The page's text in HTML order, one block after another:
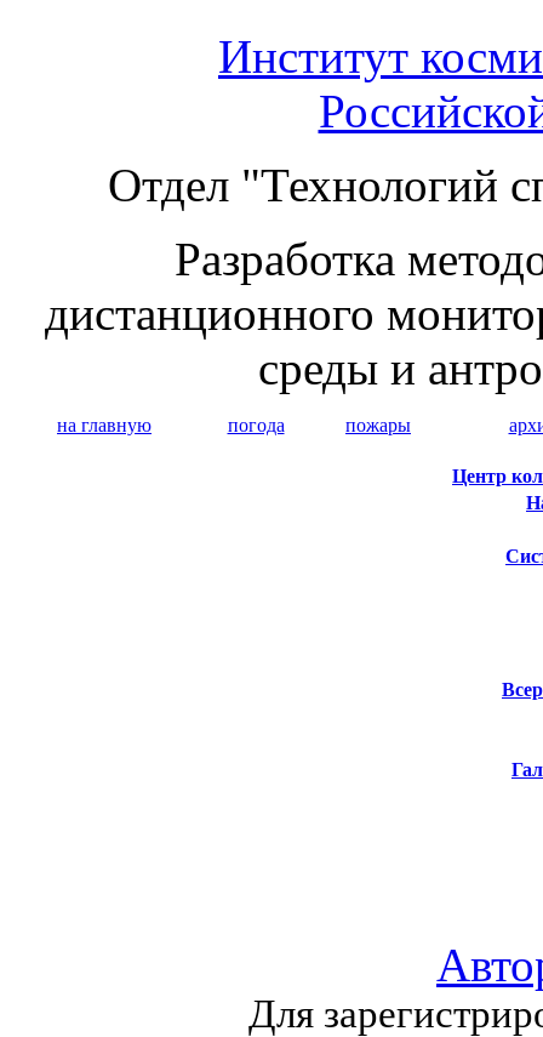
Институт
Отдел "Технологий
Разработка
дистанционного
среды и
на главную погода пожары
Центр
Для